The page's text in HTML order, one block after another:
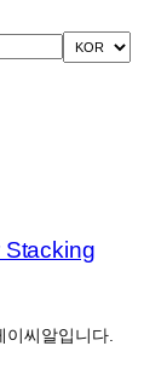
Stacking
이씨알입니다.